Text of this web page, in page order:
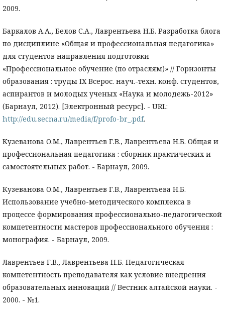
2009.
Баркалов А.А., Белов С.А., Лаврентьева Н.Б. Разработка блога
по дисциплине «Общая и профессиональная педагогика»
для студентов направления подготовки
«Профессиональное обучение (по отраслям)» // Горизонты
образования : труды IX Всерос. науч.-техн. конф. студентов,
аспирантов и молодых ученых «Наука и молодежь-2012»
(Барнаул, 2012). [Электронный ресурс]. - URL:
http://edu.secna.ru/media/f/profo-br_.pdf.
Кузеванова О.М., Лаврентьев Г.В., Лаврентьева Н.Б. Общая и
профессиональная педагогика : сборник практических и
самостоятельных работ. - Барнаул, 2009.
Кузеванова О.М., Лаврентьев Г.В., Лаврентьева Н.Б.
Использование учебно-методического комплекса в
процессе формирования профессионально-педагогической
компетентности мастеров профессионального обучения :
монография. - Барнаул, 2009.
Лаврентьев Г.В., Лаврентьева Н.Б. Педагогическая
компетентность преподавателя как условие внедрения
образовательных инноваций // Вестник алтайской науки. -
2000. - №1.